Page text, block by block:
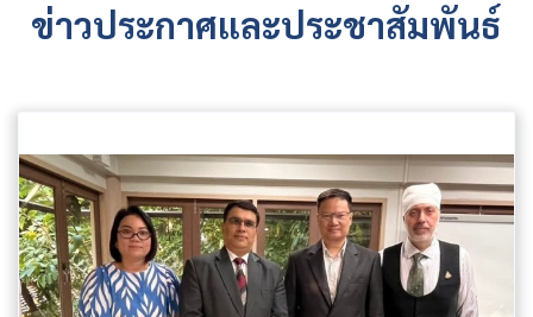
ข่าวประกาศและประชาสัมพันธ์